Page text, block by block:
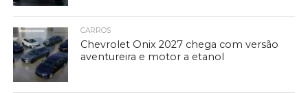
CARROS
Chevrolet Onix 2027 chega com versão
aventureira e motor a etanol